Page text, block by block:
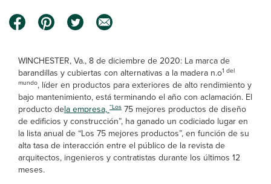
WINCHESTER, Va., 8 de diciembre de 2020: La marca de
barandillas y cubiertas con alternativas a la madera n.o1 del
mundo, líder en productos para exteriores de alto rendimiento y
bajo mantenimiento, está terminando el año con aclamación. El
producto dela empresa, “Los 75 mejores productos de diseño
de edificios y construcción”, ha ganado un codiciado lugar en
la lista anual de “Los 75 mejores productos”, en función de su
alta tasa de interacción entre el público de la revista de
arquitectos, ingenieros y contratistas durante los últimos 12
meses.